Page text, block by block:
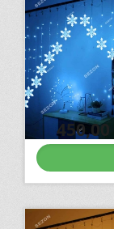
450,00